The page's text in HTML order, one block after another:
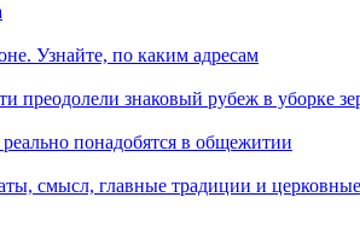
Узнайте, по каким адресам
преодолели знаковый рубеж в уборке
понадобятся в общежитии
смысл, главные традиции и